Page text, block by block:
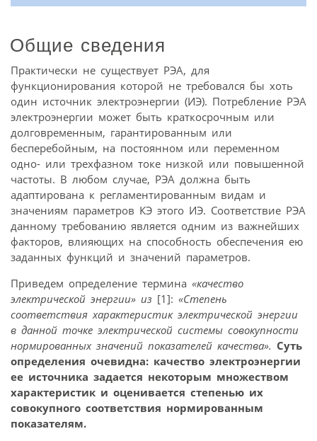
Общие сведения
Практически не существует РЭА, для
функционирования которой не требовался бы хоть
один источник электроэнергии (ИЭ). Потребление РЭА
электроэнергии может быть краткосрочным или
долговременным, гарантированным или
бесперебойным, на постоянном или переменном
одно- или трехфазном токе низкой или повышенной
частоты. В любом случае, РЭА должна быть
адаптирована к регламентированным видам и
значениям параметров КЭ этого ИЭ. Соответствие РЭА
данному требованию является одним из важнейших
факторов, влияющих на способность обеспечения ею
заданных функций и значений параметров.
Приведем определение термина «качество
электрической энергии» из [1]: «Степень
соответствия характеристик электрической энергии
в данной точке электрической системы совокупности
нормированных значений показателей качества». Суть
определения очевидна: качество электроэнергии
ее источника задается некоторым множеством
характеристик и оценивается степенью их
совокупного соответствия нормированным
показателям.